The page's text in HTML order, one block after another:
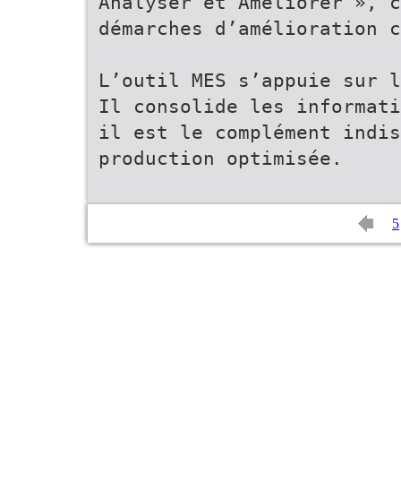
démarches d’amélioration
L’outil MES s’appuie sur
Il consolide les
il est le complément
production optimisée.
5